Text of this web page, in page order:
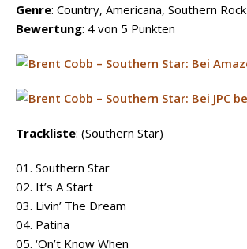
Genre: Country, Americana, Southern Rock
Bewertung: 4 von 5 Punkten
Trackliste: (Southern Star)
01. Southern Star
02. It’s A Start
03. Livin’ The Dream
04. Patina
05. ‘On’t Know When